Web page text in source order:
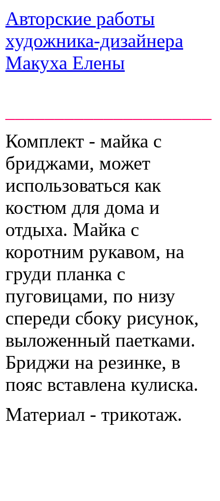
Авторские работы
художника-дизайнера
Макуха Елены
Комплект - майка с
бриджами, может
использоваться как
костюм для дома и
отдыха. Майка с
коротним рукавом, на
груди планка с
пуговицами, по низу
спереди сбоку рисунок,
выложенный паетками.
Бриджи на резинке, в
пояс вставлена кулиска.
Материал - трикотаж.